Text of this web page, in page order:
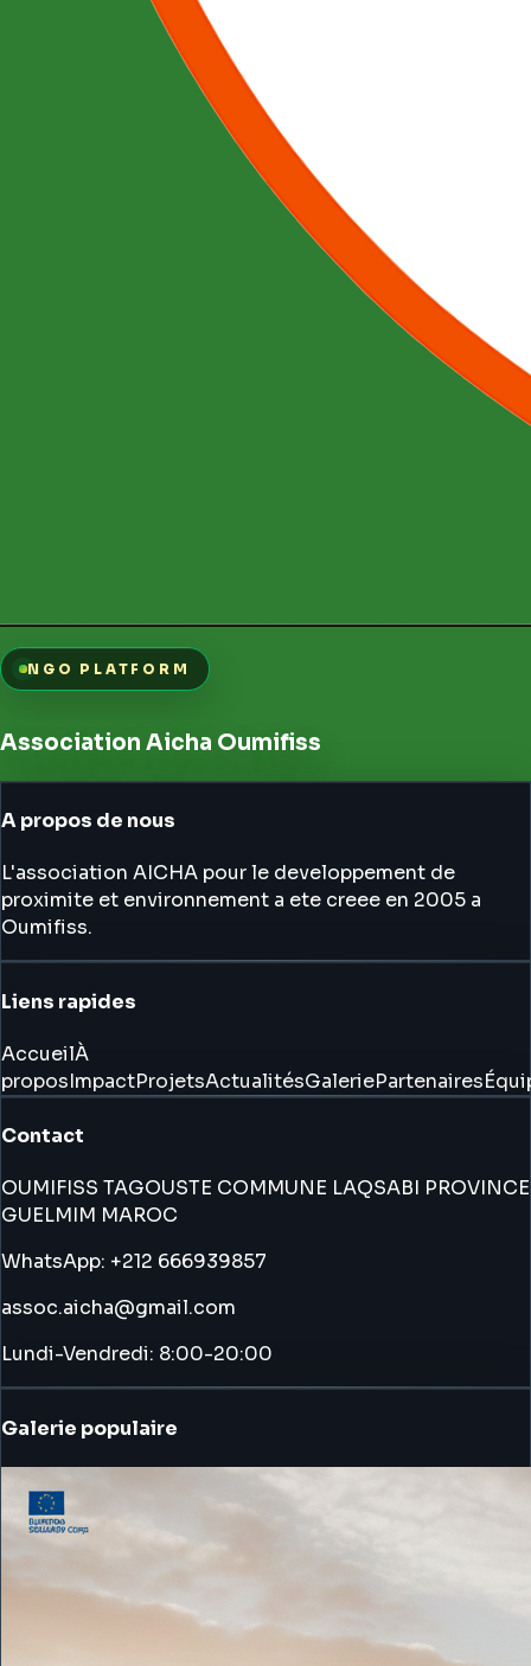
NGO PLATFORM
Association Aicha Oumifiss
A propos de nous
L'association AICHA pour le developpement de
proximite et environnement a ete creee en 2005 a
Oumifiss.
Liens rapides
AccueilÀ
proposImpactProjetsActualitésGaleriePartenaires
Contact
OUMIFISS TAGOUSTE COMMUNE LAQSABI PROVINCE
GUELMIM MAROC
WhatsApp: +212 666939857
assoc.aicha@gmail.com
Lundi-Vendredi: 8:00-20:00
Galerie populaire